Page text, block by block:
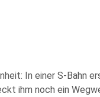
In einer S-Bahn
ihm noch ein